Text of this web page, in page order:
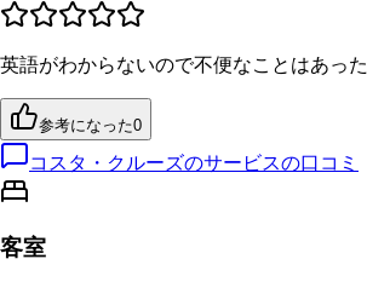
英語がわからないので不便なことはあった
参考になった0
コスタ・クルーズのサービスの口コミ
客室